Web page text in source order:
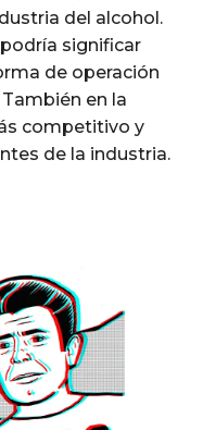
del alcohol.
significar
de operación
en la
competitivo y
de la industria.